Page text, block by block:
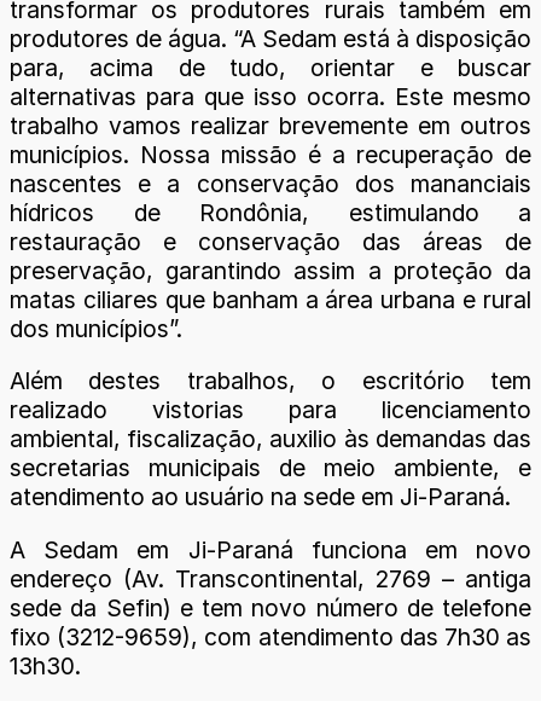
transformar os produtores rurais também em
produtores de água. “A Sedam está à disposição
para, acima de tudo, orientar e buscar
alternativas para que isso ocorra. Este mesmo
trabalho vamos realizar brevemente em outros
municípios. Nossa missão é a recuperação de
nascentes e a conservação dos mananciais
hídricos de Rondônia, estimulando a
restauração e conservação das áreas de
preservação, garantindo assim a proteção da
matas ciliares que banham a área urbana e rural
dos municípios”.
Além destes trabalhos, o escritório tem
realizado vistorias para licenciamento
ambiental, fiscalização, auxilio às demandas das
secretarias municipais de meio ambiente, e
atendimento ao usuário na sede em Ji-Paraná.
A Sedam em Ji-Paraná funciona em novo
endereço (Av. Transcontinental, 2769 – antiga
sede da Sefin) e tem novo número de telefone
fixo (3212-9659), com atendimento das 7h30 as
13h30.